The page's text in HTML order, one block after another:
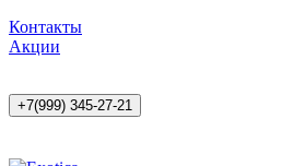
Контакты
Акции
+7(999) 345-27-21